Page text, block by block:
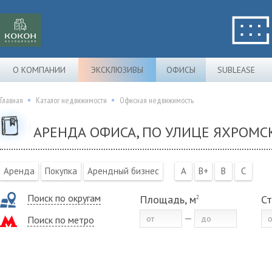
О КОМПАНИИ ЭКСКЛЮЗИВЫ ОФИСЫ SUBLEASE
Главная Каталог недвижимости Офисная недвижимость
АРЕНДА ОФИСА, ПО УЛИЦЕ
Аренда Покупка Арендный бизнес A B+ B C
Поиск по округам
Поиск по метро
Площадь, м2